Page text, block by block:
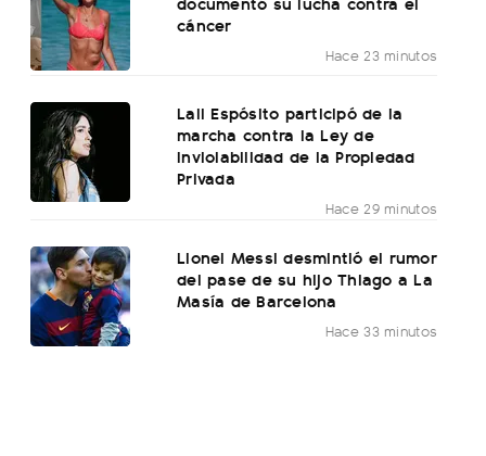
cáncer
Hace 23 minutos
Lali Espósito participó de la
marcha contra la Ley de
Inviolabilidad de la Propiedad
Privada
Hace 29 minutos
Lionel Messi desmintió el rumor
del pase de su hijo Thiago a La
Masía de Barcelona
Hace 33 minutos